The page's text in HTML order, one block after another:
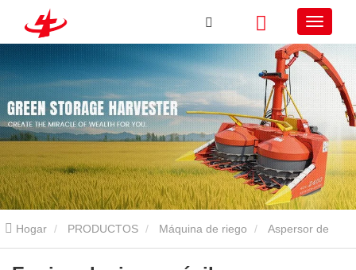
Hogar PRODUCTOS Máquina de riego Aspersor de
carrete Equipo de riego móvil con manguera para granjas